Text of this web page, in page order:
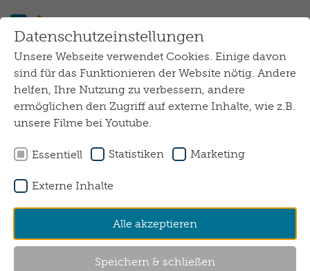
Datenschutzeinstellungen
Unsere Webseite verwendet Cookies. Einige davon
sind für das Funktionieren der Website nötig. Andere
helfen, Ihre Nutzung zu verbessern, andere
ermöglichen den Zugriff auf externe Inhalte, wie z.B.
unsere Filme bei Youtube.
Essentiell Statistiken Marketing
Externe Inhalte
Alle akzeptieren
Speichern & schließen
Schulische Ganztagsbetreuung
Schulische Ganztagsbetreuung
Kinder mit Förderbedarf und Schulkinder mit